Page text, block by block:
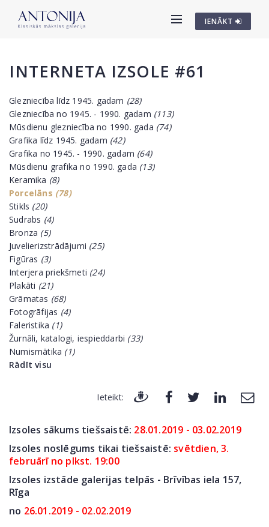
IENĀKT
INTERNETA IZSOLE #61
Glezniecība līdz 1945. gadam (28)
Glezniecība no 1945. - 1990. gadam (113)
Mūsdienu glezniecība no 1990. gada (74)
Grafika līdz 1945. gadam (42)
Grafika no 1945. - 1990. gadam (64)
Mūsdienu grafika no 1990. gada (13)
Keramika (8)
Porcelāns (78)
Stikls (20)
Sudrabs (4)
Bronza (5)
Juvelierizstrādājumi (25)
Figūras (3)
Interjera priekšmeti (24)
Plakāti (21)
Grāmatas (68)
Fotogrāfijas (4)
Faleristika (1)
Žurnāli, katalogi, iespieddarbi (33)
Numismātika (1)
Rādīt visu
Ieteikt:
Izsoles sākums tiešsaistē: 28.01.2019 - 03.02.2019
Izsoles noslēgums tikai tiešsaistē: svētdien, 3.
februārī no plkst. 19:00
Izsoles izstāde galerijas telpās - Brīvības iela 157,
Rīga
no 26.01.2019 - 02.02.2019